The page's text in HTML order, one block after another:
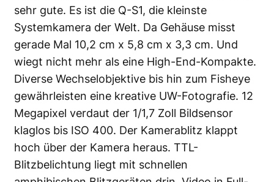
sehr gute. Es ist die Q-S1, die kleinste
Systemkamera der Welt. Da Gehäuse misst
gerade Mal 10,2 cm x 5,8 cm x 3,3 cm. Und
wiegt nicht mehr als eine High-End-Kompakte.
Diverse Wechselobjektive bis hin zum Fisheye
gewährleisten eine kreative UW-Fotografie. 12
Megapixel verdaut der 1/1,7 Zoll Bildsensor
klaglos bis ISO 400. Der Kamerablitz klappt
hoch über der Kamera heraus. TTL-
Blitzbelichtung liegt mit schnellen